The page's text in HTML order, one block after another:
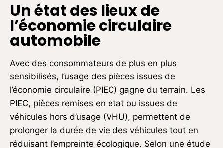
Un état des lieux de
l’économie circulaire
automobile
Avec des consommateurs de plus en plus
sensibilisés, l’usage des pièces issues de
l’économie circulaire (PIEC) gagne du terrain. Les
PIEC, pièces remises en état ou issues de
véhicules hors d’usage (VHU), permettent de
prolonger la durée de vie des véhicules tout en
réduisant l’empreinte écologique. Selon une étude